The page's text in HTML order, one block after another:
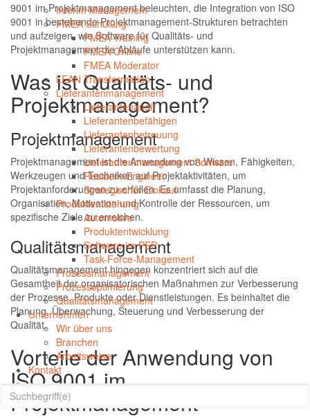
Interim Management
FMEA Schulung
FMEA Training
FMEA Online
FMEA Moderator
LEAN Transformation
Lieferantenmanagement
Lieferantenaudit
Lieferantenbefähigen
Lieferantenbetreuung
Lieferantenbewertung
Lieferantenmanagement Software
Resident-Engineer
Strategischer Einkauf
Produktentstehung
Automotive
Produktentwicklung
Software im PEP
Task-Force-Management
Prozessmanagement
Prozessoptimierung
Qualitätsmanagement
Unternehmen
Wir über uns
Branchen
Arbeitsweise
Kontakt
9001 im Projektmanagement beleuchten, die Integration von ISO
9001 in bestehende Projektmanagement-Strukturen betrachten
und aufzeigen, wie Software für Qualitäts- und
Projektmanagement die Abläufe unterstützen kann.
Was ist Qualitäts- und
Projektmanagement?
Projektmanagement
Projektmanagement ist die Anwendung von Wissen, Fähigkeiten,
Werkzeugen und Techniken auf Projektaktivitäten, um
Projektanforderungen zu erfüllen. Es umfasst die Planung,
Organisation, Motivation und Kontrolle der Ressourcen, um
spezifische Ziele zu erreichen.
Qualitätsmanagement
Qualitätsmanagement hingegen konzentriert sich auf die
Gesamtheit der organisatorischen Maßnahmen zur Verbesserung
der Prozesse, Produkte oder Dienstleistungen. Es beinhaltet die
Planung, Überwachung, Steuerung und Verbesserung der
Qualität.
Vorteile der Anwendung von
ISO 9001 im
Projektmanagement